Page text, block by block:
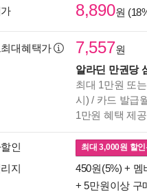
8,890원
최대혜택가 7,557원
알라딘 만권당
최대 1만원 또
시) / 카드 발급
1만원 혜택 제공
인 최대3,000원 할인
지 450원(5%) + 멤
+ 5만원이상 구